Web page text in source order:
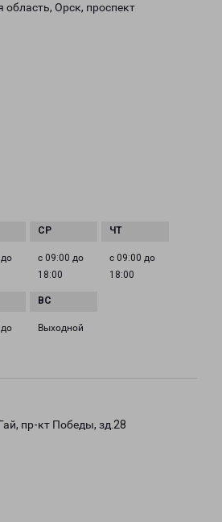
область, Орск, проспект
с 09:00 до
18:00
с 09:00 до
18:00
Выходной
пр-кт Победы, зд.28